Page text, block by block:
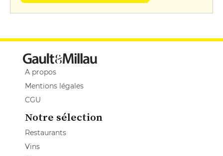
A propos
Mentions légales
CGU
Notre sélection
Restaurants
Vins